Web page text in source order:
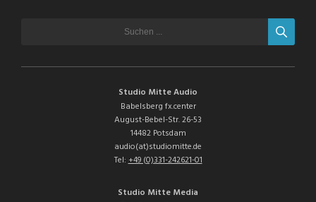
Studio Mitte Audio
Babelsberg fx.center
August-Bebel-Str. 26-53
14482 Potsdam
audio(at)studiomitte.de
Tel:+49 (0)331-242621-01
Studio Mitte Media